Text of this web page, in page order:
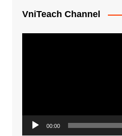
VniTeach Channel
00:00